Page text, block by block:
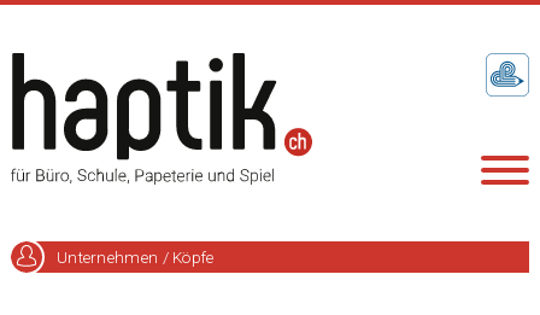
Unternehmen / Köpfe